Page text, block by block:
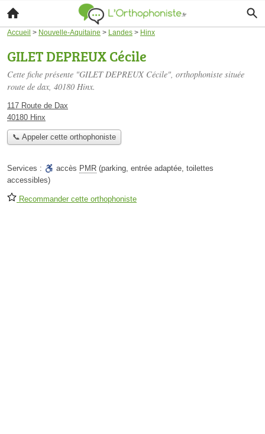
Accueil > Nouvelle-Aquitaine > Landes > Hinx
GILET DEPREUX Cécile
Cette fiche présente "GILET DEPREUX Cécile", orthophoniste située
route de dax, 40180 Hinx.
117 Route de Dax
40180 Hinx
📞 Appeler cette orthophoniste
Services : accès PMR (parking, entrée adaptée, toilettes
accessibles)
Recommander cette orthophoniste